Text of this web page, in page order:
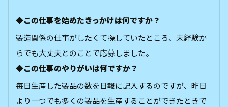
◆この仕事を始めたきっかけは何ですか？
製造関係の仕事がしたくて探していたところ、未経験か
らでも大丈夫とのことで応募しました。
◆この仕事のやりがいは何ですか？
毎日生産した製品の数を日報に記入するのですが、昨日
より一つでも多くの製品を生産することができたときで